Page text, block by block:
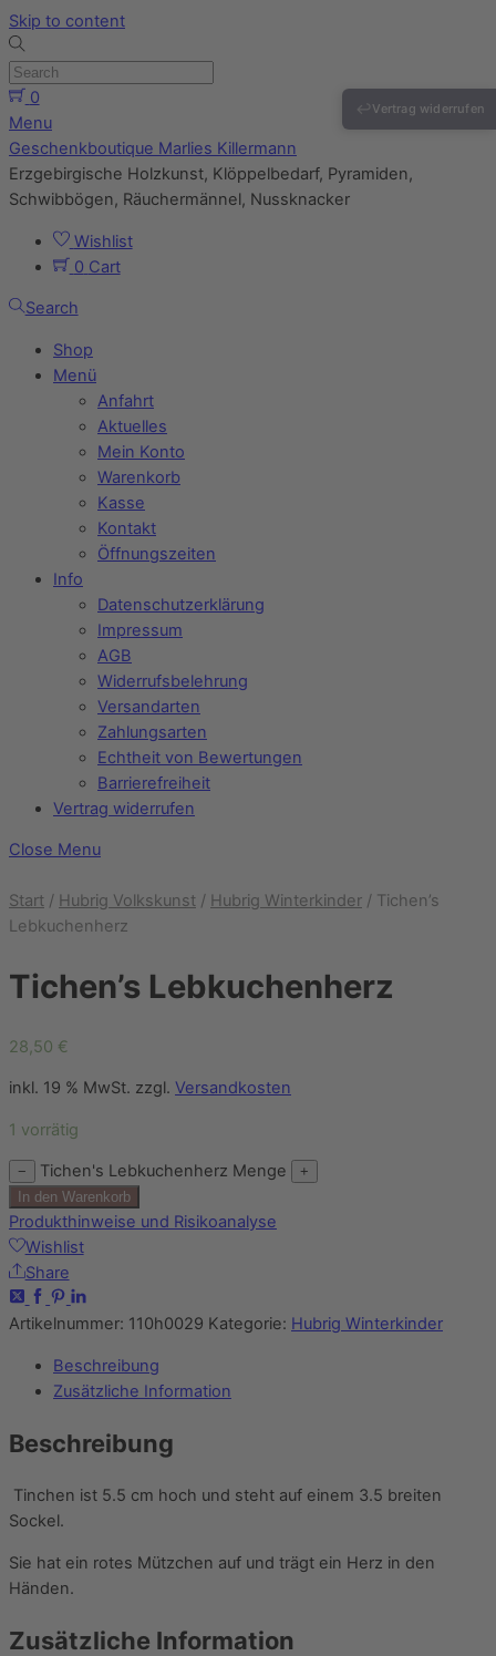
Skip to content
0
Menu
Geschenkboutique Marlies Killermann
Erzgebirgische Holzkunst, Klöppelbedarf, Pyramiden,
Schwibbögen, Räuchermännel, Nussknacker
Wishlist
0 Cart
Search
Shop
Menü
Anfahrt
Aktuelles
Mein Konto
Warenkorb
Kasse
Kontakt
Öffnungszeiten
Info
Datenschutzerklärung
Impressum
AGB
Widerrufsbelehrung
Versandarten
Zahlungsarten
Echtheit von Bewertungen
Barrierefreiheit
Vertrag widerrufen
Close Menu
Start / Hubrig Volkskunst / Hubrig Winterkinder / Tichen’s
Lebkuchenherz
Tichen’s Lebkuchenherz
28,50 €
inkl. 19 % MwSt. zzgl. Versandkosten
1 vorrätig
− Tichen's Lebkuchenherz Menge
+
In den Warenkorb
Produkthinweise und Risikoanalyse
Wishlist
Share
Artikelnummer: 110h0029 Kategorie: Hubrig Winterkinder
Beschreibung
Zusätzliche Information
Beschreibung
Tinchen ist 5.5 cm hoch und steht auf einem 3.5 breiten
Sockel.
Sie hat ein rotes Mützchen auf und trägt ein Herz in den
Händen.
Zusätzliche Information
↩ Vertrag widerrufen